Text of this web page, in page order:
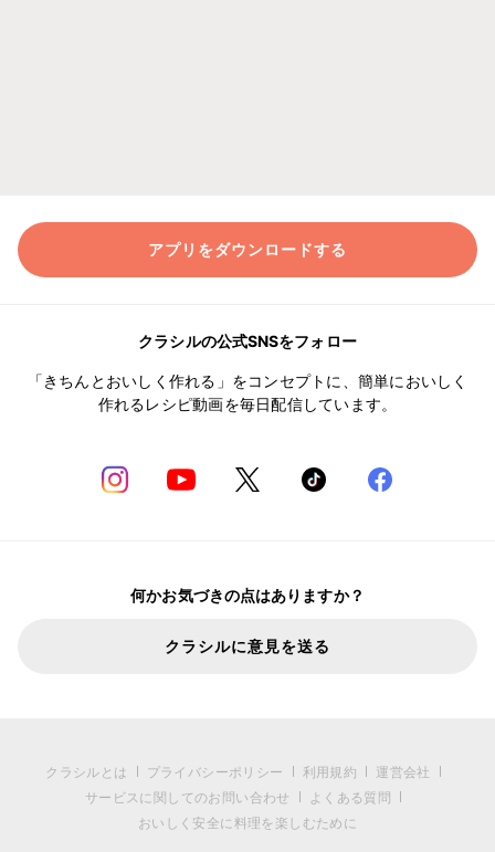
アプリをダウンロードする
クラシルの公式SNSをフォロー
「きちんとおいしく作れる」をコンセプトに、簡単においしく
作れるレシピ動画を毎日配信しています。
何かお気づきの点はありますか？
クラシルに意見を送る
クラシルとは プライバシーポリシー 利用規約
運営会社
サービスに関してのお問い合わせ
よくある質問
おいしく安全に料理を楽しむために